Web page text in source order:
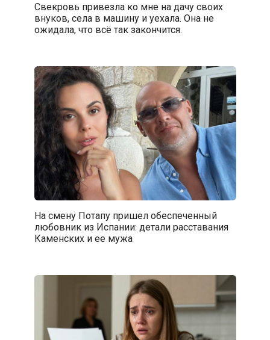
Свекровь привезла ко мне на дачу своих
внуков, села в машину и уехала. Она не
ожидала, что всё так закончится.
На смену Потапу пришел обеспеченный
любовник из Испании: детали расставания
Каменских и ее мужа